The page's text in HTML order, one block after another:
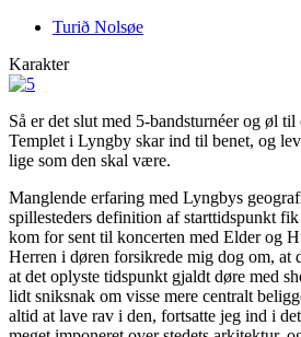
Turið Nolsøe
Karakter
Så er det slut med 5-bandsturnéer og øl
Templet i Lyngby skar ind til benet, og
lige som den skal være.
Manglende erfaring med Lyngbys
spillesteders definition af starttidspunkt
kom for sent til koncerten med Elder og
Herren i døren forsikrede mig dog om, at
at det oplyste tidspunkt gjaldt døre med
lidt sniksnak om visse mere centralt
altid at lave rav i den, fortsatte jeg ind i